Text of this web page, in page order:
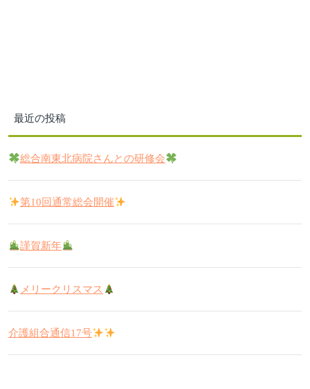
最近の投稿
総合南東北病院さんとの研修会
第10回通常総会開催
謹賀新年
メリークリスマス
介護組合通信17号